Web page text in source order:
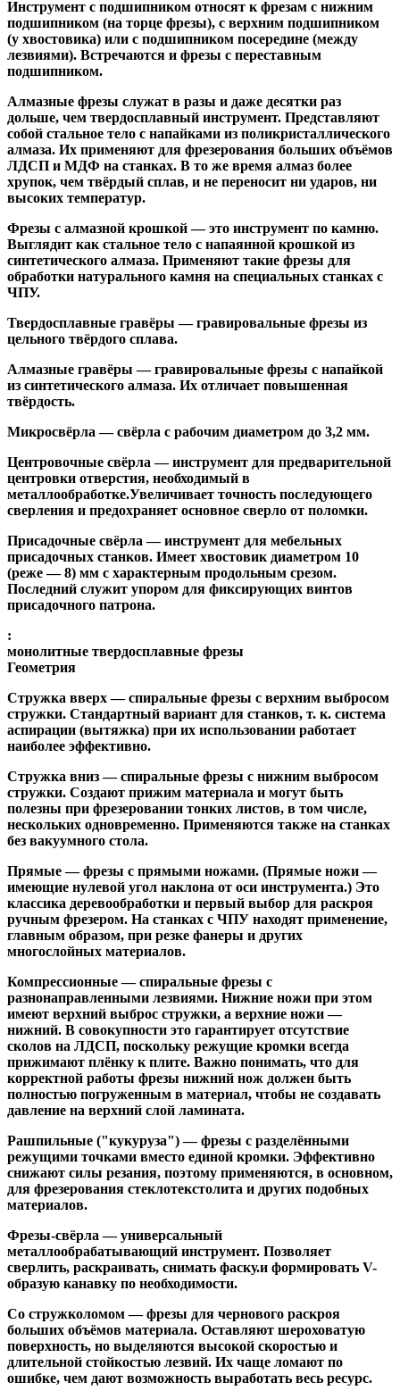
Инструмент с подшипником относят к фрезам с нижним
подшипником (на торце фрезы), с верхним подшипником
(у хвостовика) или с подшипником посередине (между
лезвиями). Встречаются и фрезы с переставным
подшипником.
Алмазные фрезы служат в разы и даже десятки раз
дольше, чем твердосплавный инструмент. Представляют
собой стальное тело с напайками из поликристаллического
алмаза. Их применяют для фрезерования больших объёмов
ЛДСП и МДФ на станках. В то же время алмаз более
хрупок, чем твёрдый сплав, и не переносит ни ударов, ни
высоких температур.
Фрезы с алмазной крошкой— это инструмент по камню.
Выглядит как стальное тело с напаянной крошкой из
синтетического алмаза. Применяют такие фрезы для
обработки натурального камня на специальных станках с
ЧПУ.
Твердосплавные гравёры — гравировальные фрезы из
цельного твёрдого сплава.
Алмазные гравёры — гравировальные фрезы с напайкой
из синтетического алмаза. Их отличает повышенная
твёрдость.
Микросвёрла — свёрла с рабочим диаметром до 3,2 мм.
Центровочные свёрла — инструмент для предварительной
центровки отверстия, необходимый в
металлообработке.Увеличивает точность последующего
сверления и предохраняет основное сверло от поломки.
Присадочные свёрла — инструмент для мебельных
присадочных станков. Имеет хвостовик диаметром 10
(реже — 8) мм с характерным продольным срезом.
Последний служит упором для фиксирующих винтов
присадочного патрона.
:
монолитные твердосплавные фрезы
Геометрия
Стружка вверх— спиральные фрезы с верхним выбросом
стружки. Стандартный вариант для станков, т. к. система
аспирации (вытяжка) при их использовании работает
наиболее эффективно.
Стружка вниз— спиральные фрезы с нижним выбросом
стружки. Создают прижим материала и могут быть
полезны при фрезеровании тонких листов, в том числе,
нескольких одновременно. Применяются также на станках
без вакуумного стола.
Прямые— фрезы с прямыми ножами. (Прямые ножи —
имеющие нулевой угол наклона от оси инструмента.) Это
классика деревообработки и первый выбор для раскроя
ручным фрезером. На станках с ЧПУ находят применение,
главным образом, при резке фанеры и других
многослойных материалов.
Компрессионные— спиральные фрезы с
разнонаправленными лезвиями. Нижние ножи при этом
имеют верхний выброс стружки, а верхние ножи —
нижний. В совокупности это гарантирует отсутствие
сколов на ЛДСП, поскольку режущие кромки всегда
прижимают плёнку к плите. Важно понимать, что для
корректной работы фрезы нижний нож должен быть
полностью погруженным в материал, чтобы не создавать
давление на верхний слой ламината.
Рашпильные ("кукуруза")— фрезы с разделёнными
режущими точками вместо единой кромки. Эффективно
снижают силы резания, поэтому применяются, в основном,
для фрезерования стеклотекстолита и других подобных
материалов.
Фрезы-свёрла — универсальный
металлообрабатывающий инструмент. Позволяет
сверлить, раскраивать, снимать фаску.и формировать V-
образую канавку по необходимости.
Со стружколомом— фрезы для чернового раскроя
больших объёмов материала. Оставляют шероховатую
поверхность, но выделяются высокой скоростью и
длительной стойкостью лезвий. Их чаще ломают по
ошибке, чем дают возможность выработать весь ресурс.